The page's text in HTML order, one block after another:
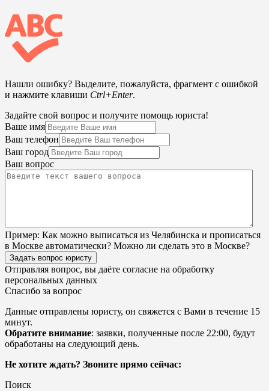
Нашли ошибку? Выделите, пожалуйста, фрагмент с ошибкой
и нажмите клавиши Ctrl+Enter.
Задайте свой вопрос и получите помощь юриста!
Ваше имя
Ваш телефон
Ваш город
Ваш вопрос
Пример: Как можно выписаться из Челябинска и прописаться
в Москве автоматически? Можно ли сделать это в Москве?
Задать вопрос юристу
Отправляя вопрос, вы даёте согласие на обработку
персональных данных
Спасибо за вопрос
Данные отправлены юристу, он свяжется с Вами в течение 15
минут.
Обратите внимание: заявки, полученные после 22:00, будут
обработаны на следующий день.
Не хотите ждать? Звоните прямо сейчас:
Поиск